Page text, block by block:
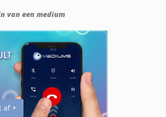
van een medium
af +